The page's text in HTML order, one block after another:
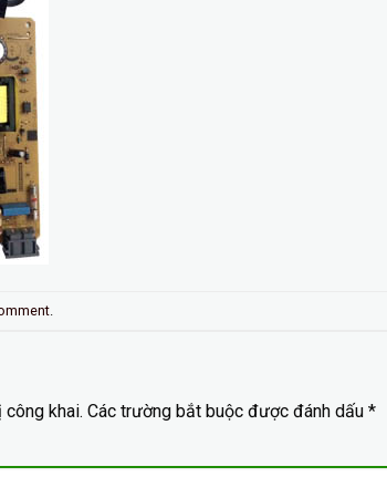
khai. Các trường bắt buộc được đánh dấu *